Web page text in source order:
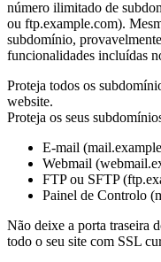
número ilimitado de
ou ftp.example.com).
subdomínio,
funcionalidades incluídas
Proteja todos os
website.
Proteja os seus
E-mail
Webmail
FTP ou SFTP
Painel de Controlo
Não deixe a porta traseira
todo o seu site com SSL